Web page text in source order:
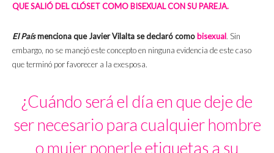
QUE SALIÓ DEL CLÓSET COMO BISEXUAL CON SU PAREJA.
El Paísmenciona que Javier Vilalta se declaró como bisexual. Sin
embargo, no se manejó este concepto en ninguna evidencia de este caso
que terminó por favorecer a la exesposa.
¿Cuándo será el día en que deje de
ser necesario para cualquier hombre
o mujer ponerle etiquetas a su